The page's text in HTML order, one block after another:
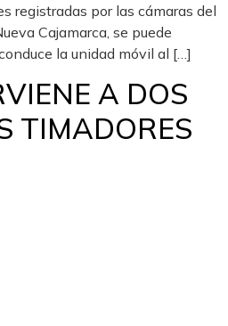
registradas por las cámaras del
Cajamarca, se puede
la unidad móvil al […]
A DOS
TIMADORES